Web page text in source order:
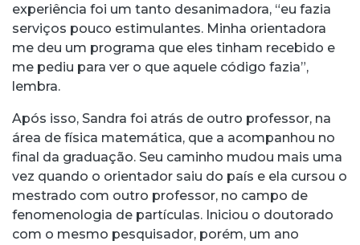
experiência foi um tanto desanimadora, “eu fazia
serviços pouco estimulantes. Minha orientadora
me deu um programa que eles tinham recebido e
me pediu para ver o que aquele código fazia”,
lembra.
Após isso, Sandra foi atrás de outro professor, na
área de física matemática, que a acompanhou no
final da graduação. Seu caminho mudou mais uma
vez quando o orientador saiu do país e ela cursou o
mestrado com outro professor, no campo de
fenomenologia de partículas. Iniciou o doutorado
com o mesmo pesquisador, porém, um ano